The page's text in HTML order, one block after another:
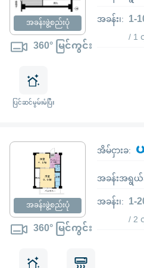
အခန်းဖွဲ့စည်းပုံ
360° မြင်ကွင်း
အခန်း၊: 1-
/ 1
ပြင်ဆင်မွမ်းမံပြီး
အခန်းဖွဲ့စည်းပုံ
360° မြင်ကွင်း
အိမ်ငှားခ:
အခန်းအရွယ်
အခန်း၊: 1-
/ 2